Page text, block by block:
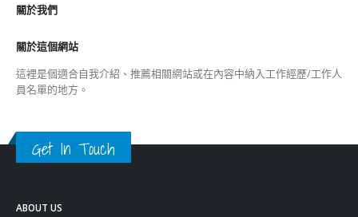
關於我們
關於這個網站
這裡是個適合自我介紹、推薦相關網站或在內容中納入工作經歷/工作人
員名單的地方。
Get In Touch
ABOUT US